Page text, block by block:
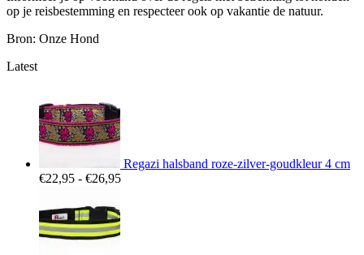
op je reisbestemming en respecteer ook op vakantie de natuur.
Bron: Onze Hond
Latest
Regazi halsband roze-zilver-goudkleur 4 cm
€22,95 - €26,95Prijsklasse: